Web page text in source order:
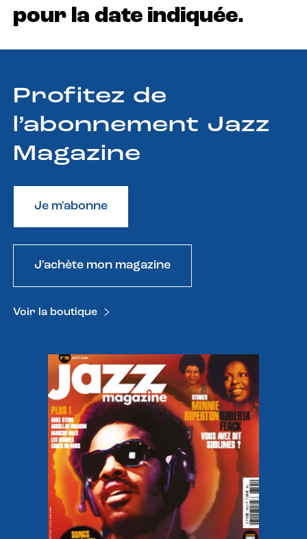
pour la date indiquée.
Profitez de
l’abonnement Jazz
Magazine
Je m'abonne
J'achète mon magazine
Voir la boutique